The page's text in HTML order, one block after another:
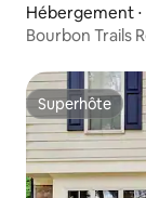
Hébergement ⋅
Bourbon Trails
Superhôte
Superhôte